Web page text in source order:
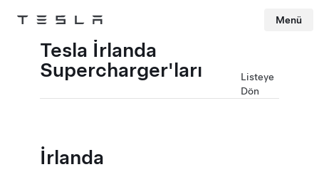
Tesla Menü
Tesla İrlanda
Supercharger'ları
Listeye
Dön
İrlanda